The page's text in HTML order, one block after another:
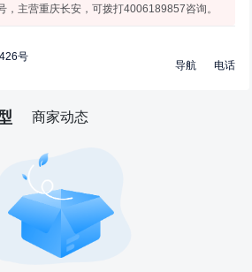
，主营重庆长安，可拨打4006189857咨询。
号
导航 电话
商家动态